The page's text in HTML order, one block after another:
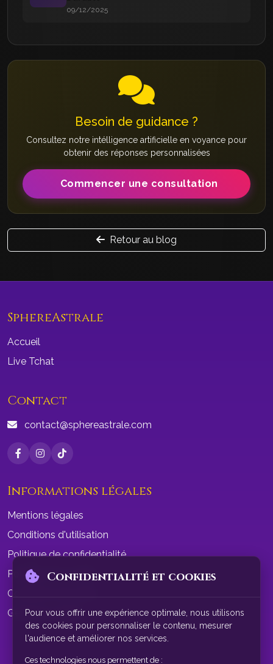
09/12/2025
Besoin de guidance ?
Consultez notre intélligence artificielle en voyance pour
obtenir des réponses personnalisées
Commencer une consultation
Retour au blog
SphereAstrale
Accueil
Live Tchat
Contact
contact@sphereastrale.com
Informations légales
Mentions légales
Conditions d'utilisation
Politique de confidentialité
Politique de cookies
Conditions de vente
Gérer les cookies
Confidentialité et cookies
Pour vous offrir une expérience optimale, nous utilisons
des cookies pour personnaliser le contenu, mesurer
l'audience et améliorer nos services.
Ces technologies nous permettent de :